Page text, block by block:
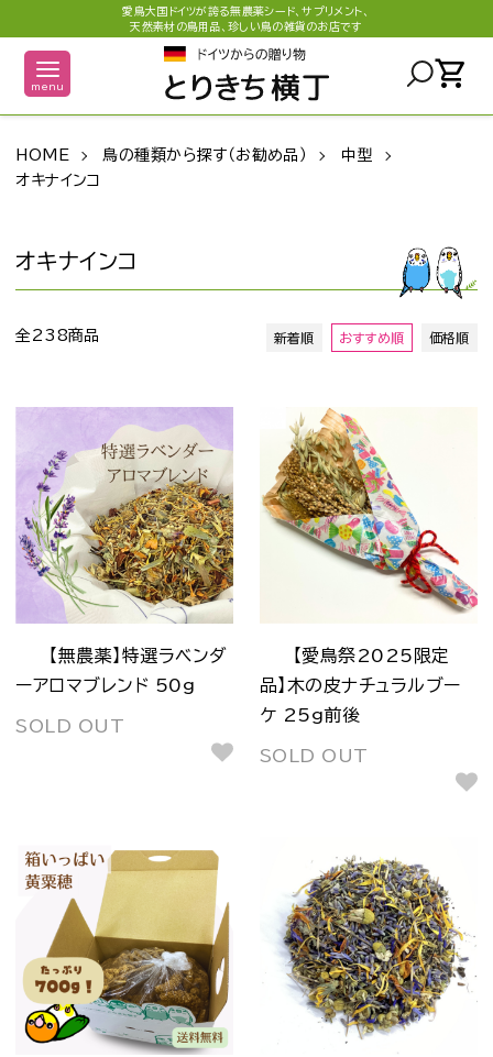
愛鳥大国ドイツが誇る無農薬シード、サプリメント、
天然素材の鳥用品、珍しい鳥の雑貨のお店です
menu shopping_cart
HOME 鳥の種類から探す（お勧め品）
中型
オキナインコ
オキナインコ
全238商品 新着順 おすすめ順 価格順
【無農薬】特選ラベンダ
ーアロマブレンド 50g
SOLD OUT
【愛鳥祭2025限定
品】木の皮ナチュラルブー
ケ 25g前後
SOLD OUT